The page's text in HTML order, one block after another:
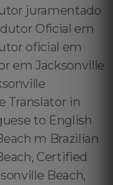
juramentado
Oficial em
oficial em
em Jacksonville
Translator in
to English
m Brazilian
Certified
Beach,